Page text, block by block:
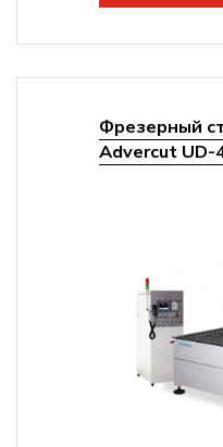
Фрезерный
Advercut UD-